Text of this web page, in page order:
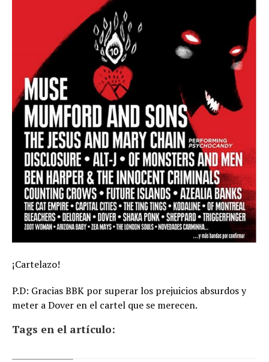
¡Cartelazo!
P.D: Gracias BBK por superar los prejuicios absurdos y
meter a Dover en el cartel que se merecen.
Tags en el artículo: